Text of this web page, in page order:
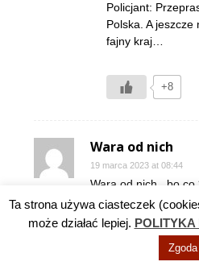
Policjant:
Polska. A jeszcze
fajny kraj…
+8
Wara od nich
19 marca 2023 at 08:44
Wara od nich , bo
Adamowicza zabili ?
racje przedstawiać
Swoje pieniądze ?
? To są NASZE
Ta strona używa ciasteczek
może działać lepiej. POLITYKA
Zgoda